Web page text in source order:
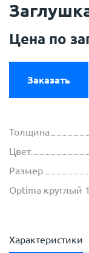
Цена по
Заказать
Толщина
Цвет
Размер
Optima круглый
Характеристики